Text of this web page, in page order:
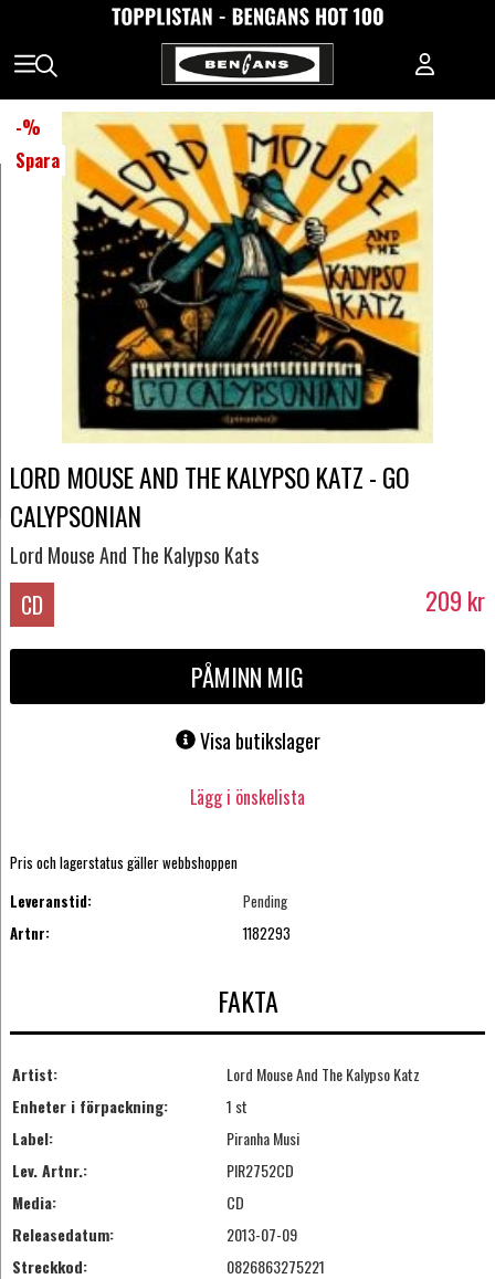
-%
Spara
LORD MOUSE AND THE KALYPSO KATZ - GO
CALYPSONIAN
Lord Mouse And The Kalypso Kats
CD 209 kr
PÅMINN MIG
Visa butikslager
Lägg i önskelista
Pris och lagerstatus gäller webbshoppen
Leveranstid:
Pending
Artnr:
1182293
FAKTA
Artist:
Lord Mouse And The Kalypso Katz
Enheter i förpackning:
1 st
Label:
Piranha Musi
Lev. Artnr.:
PIR2752CD
Media:
CD
Releasedatum:
2013-07-09
Streckkod:
0826863275221